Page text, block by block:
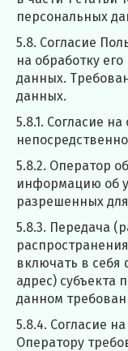
персональных
5.8. Согласие
на обработку
данных.
данных.
5.8.1. Согласие
5.8.2. Оператор
информацию об
разрешенных
5.8.3. Передача
включать в
адрес) субъекта
данном
5.8.4. Согласие
Оператору